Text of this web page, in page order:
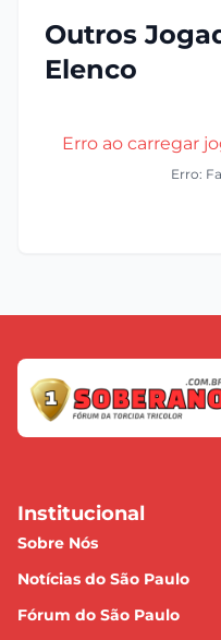
Outros
Elenco
Erro ao carregar
Erro:
Institucional
Sobre Nós
Notícias do São Paulo
Fórum do São Paulo